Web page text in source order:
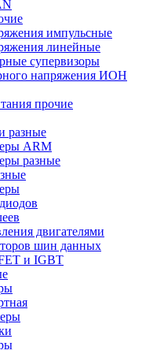
импульсные
линейные
супервизоры
напряжения ИОН
прочие
разные
ARM
разные
двигателями
шин данных
и IGBT